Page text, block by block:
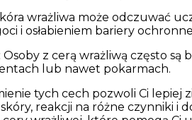
wrażliwa może odczuwać
i osłabieniem bariery
Osoby z cerą wrażliwą często
lub nawet pokarmach.
tych cech pozwoli Ci lepiej
reakcji na różne czynniki